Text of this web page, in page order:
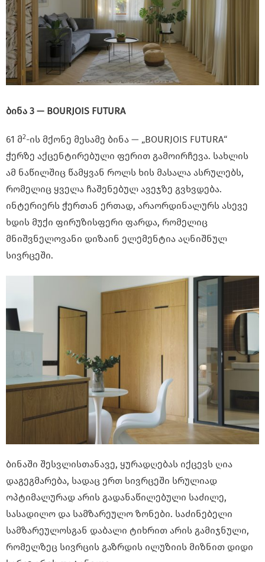
ბინა 3 — BOURJOIS FUTURA
61 მ2-ის მქონე მესამე ბინა — „BOURJOIS FUTURA“
ჭერზე აქცენტირებული ფერით გამოირჩევა. სახლის
ამ ნაწილშიც წამყვან როლს ხის მასალა ასრულებს,
რომელიც ყველა ჩაშენებულ ავეჯზე გვხვდება.
ინტერიერს ჭერთან ერთად, არაორდინალურს ასევე
ხდის მუქი ფირუზისფერი ფარდა, რომელიც
მნიშვნელოვანი დიზაინ ელემენტია აღნიშნულ
სივრცეში.
ბინაში შესვლისთანავე, ყურადღებას იქცევს ღია
დაგეგმარება, სადაც ერთ სივრცეში სრულიად
ოპტიმალურად არის გადანაწილებული საძილე,
სასადილო და სამზარეულო ზონები. საძინებელი
სამზარეულოსგან დაბალი ტიხრით არის გამიჯნული,
რომელზეც სივრცის გაზრდის ილუზიის მიზნით დიდი